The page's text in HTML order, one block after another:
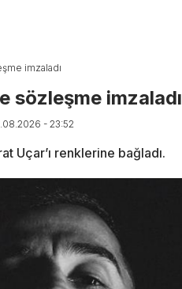
imzaladı
sözleşme imzaladı
- 23:52
Uçar’ı renklerine bağladı.